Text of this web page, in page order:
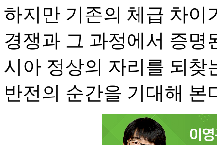
하지만 기존의 체급 차이
경쟁과 그 과정에서 증
시아 정상의 자리를 되찾
반전의 순간을 기대해 본